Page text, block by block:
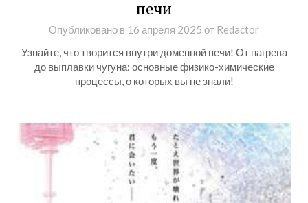
печи
Опубликовано в 16 апреля 2025 от Redactor
Узнайте, что творится внутри доменной печи! От нагрева
до выплавки чугуна: основные физико-химические
процессы, о которых вы не знали!